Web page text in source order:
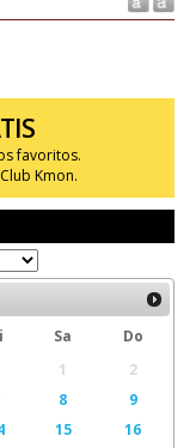
favoritos.
Kmon.
Sa
Do
1
2
8
9
15
16